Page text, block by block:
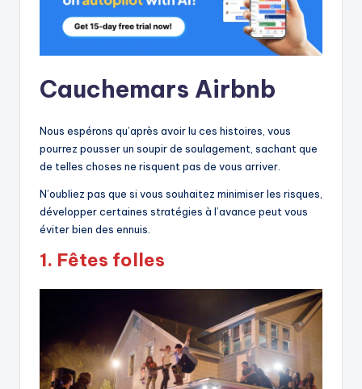
Cauchemars Airbnb
Nous espérons qu’après avoir lu ces histoires, vous
pourrez pousser un soupir de soulagement, sachant que
de telles choses ne risquent pas de vous arriver.
N’oubliez pas que si vous souhaitez minimiser les risques,
développer certaines stratégies à l’avance peut vous
éviter bien des ennuis.
1. Fêtes folles